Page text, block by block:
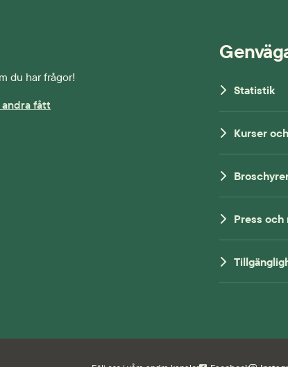
du har frågor!
andra fått
Statistik
Kurser
Press och